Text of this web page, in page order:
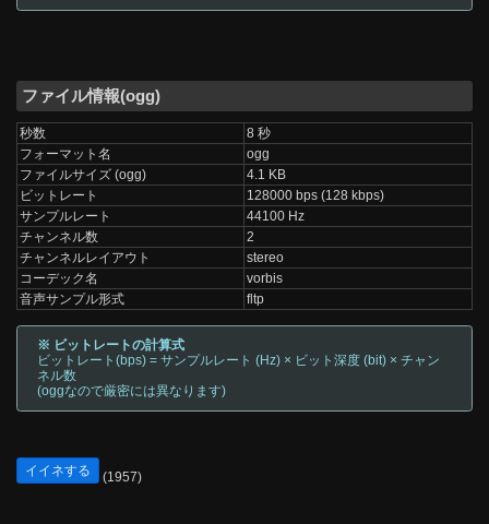
ファイル情報(ogg)
秒数
8 秒
フォーマット名
ogg
ファイルサイズ (ogg)
4.1 KB
ビットレート
128000 bps (128 kbps)
サンプルレート
44100 Hz
チャンネル数
2
チャンネルレイアウト
stereo
コーデック名
vorbis
音声サンプル形式
fltp
※ ビットレートの計算式
ビットレート(bps) = サンプルレート (Hz) × ビット深度 (bit) × チャン
ネル数
(oggなので厳密には異なります)
イイネする (1957)